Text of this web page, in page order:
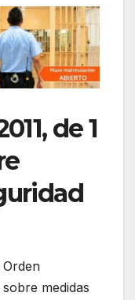
de 1
medidas